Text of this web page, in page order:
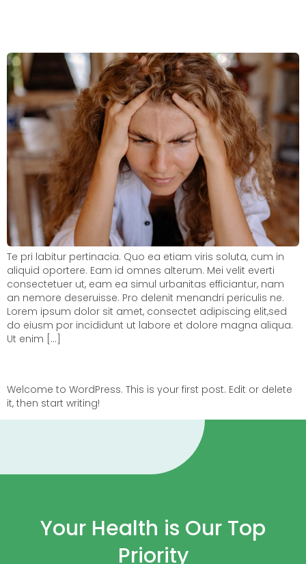
Te pri labitur pertinacia. Quo ea etiam viris soluta, cum in
aliquid oportere. Eam id omnes alterum. Mei velit everti
consectetuer ut, eam ea simul urbanitas efficiantur, nam
an nemore deseruisse. Pro delenit menandri periculis ne.
Lorem ipsum dolor sit amet, consectet adipiscing elit,sed
do eiusm por incididunt ut labore et dolore magna aliqua.
Ut enim […]
Welcome to WordPress. This is your first post. Edit or delete
it, then start writing!
Your Health is Our Top
Priority